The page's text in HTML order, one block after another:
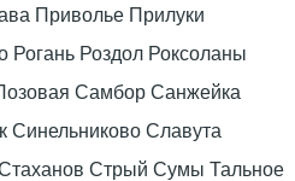
Приволье Прилуки
Рогань Роздол Роксоланы
Самбор Санжейка
Синельниково Славута
Стрый Сумы Тальное